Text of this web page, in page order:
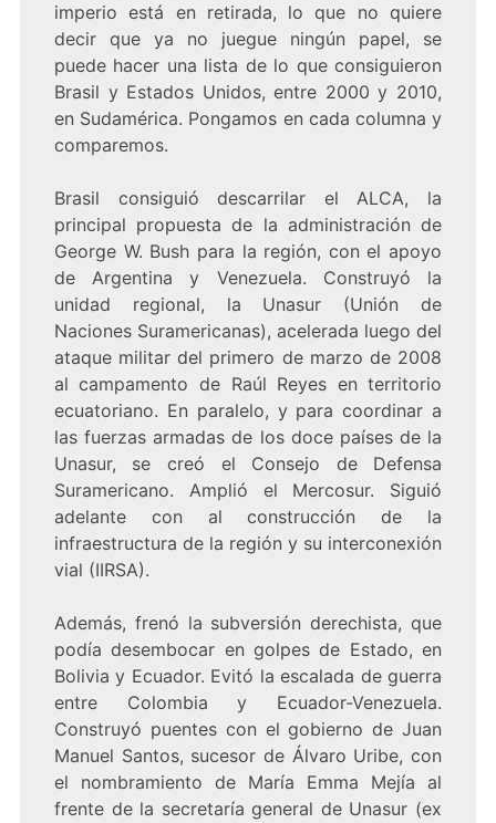
imperio está en retirada, lo que no quiere
decir que ya no juegue ningún papel, se
puede hacer una lista de lo que consiguieron
Brasil y Estados Unidos, entre 2000 y 2010,
en Sudamérica. Pongamos en cada columna y
comparemos.
Brasil consiguió descarrilar el ALCA, la
principal propuesta de la administración de
George W. Bush para la región, con el apoyo
de Argentina y Venezuela. Construyó la
unidad regional, la Unasur (Unión de
Naciones Suramericanas), acelerada luego del
ataque militar del primero de marzo de 2008
al campamento de Raúl Reyes en territorio
ecuatoriano. En paralelo, y para coordinar a
las fuerzas armadas de los doce países de la
Unasur, se creó el Consejo de Defensa
Suramericano. Amplió el Mercosur. Siguió
adelante con al construcción de la
infraestructura de la región y su interconexión
vial (IIRSA).
Además, frenó la subversión derechista, que
podía desembocar en golpes de Estado, en
Bolivia y Ecuador. Evitó la escalada de guerra
entre Colombia y Ecuador-Venezuela.
Construyó puentes con el gobierno de Juan
Manuel Santos, sucesor de Álvaro Uribe, con
el nombramiento de María Emma Mejía al
frente de la secretaría general de Unasur (ex